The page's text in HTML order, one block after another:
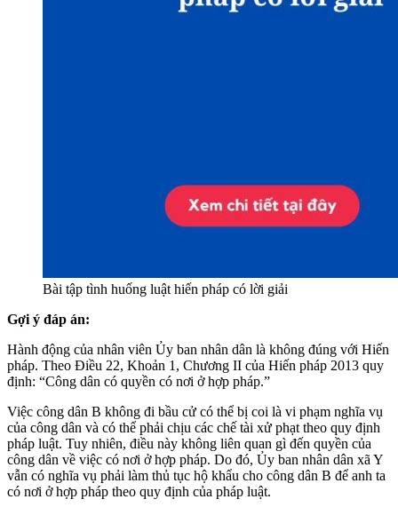
Bài tập tình huống luật hiến pháp có lời giải
Gợi ý đáp án:
Hành động của nhân viên Ủy ban nhân dân là không đúng với Hiến
pháp. Theo Điều 22, Khoản 1, Chương II của Hiến pháp 2013 quy
định: “Công dân có quyền có nơi ở hợp pháp.”
Việc công dân B không đi bầu cử có thể bị coi là vi phạm nghĩa vụ
của công dân và có thể phải chịu các chế tài xử phạt theo quy định
pháp luật. Tuy nhiên, điều này không liên quan gì đến quyền của
công dân về việc có nơi ở hợp pháp. Do đó, Ủy ban nhân dân xã Y
vẫn có nghĩa vụ phải làm thủ tục hộ khẩu cho công dân B để anh ta
có nơi ở hợp pháp theo quy định của pháp luật.